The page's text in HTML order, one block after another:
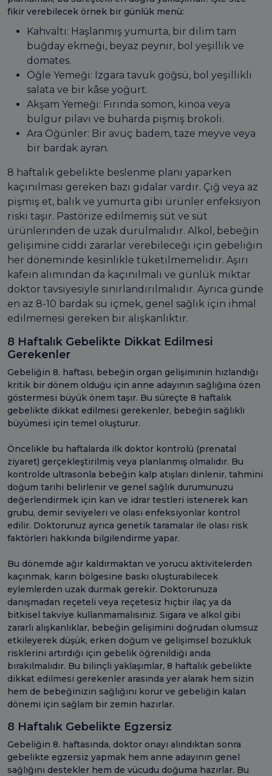
fikir verebilecek örnek bir günlük menü:
Kahvaltı: Haşlanmış yumurta, bir dilim tam
buğday ekmeği, beyaz peynir, bol yeşillik ve
domates.
Öğle Yemeği: Izgara tavuk göğsü, bol yeşillikli
salata ve bir kâse yoğurt.
Akşam Yemeği: Fırında somon, kinoa veya
bulgur pilavı ve buharda pişmiş brokoli.
Ara Öğünler: Bir avuç badem, taze meyve veya
bir bardak ayran.
8 haftalık gebelikte beslenme planı yaparken
kaçınılması gereken bazı gıdalar vardır. Çiğ veya az
pişmiş et, balık ve yumurta gibi ürünler enfeksiyon
riski taşır. Pastörize edilmemiş süt ve süt
ürünlerinden de uzak durulmalıdır. Alkol, bebeğin
gelişimine ciddi zararlar verebileceği için gebeliğin
her döneminde kesinlikle tüketilmemelidir. Aşırı
kafein alımından da kaçınılmalı ve günlük miktar
doktor tavsiyesiyle sınırlandırılmalıdır. Ayrıca günde
en az 8-10 bardak su içmek, genel sağlık için ihmal
edilmemesi gereken bir alışkanlıktır.
8 Haftalık Gebelikte Dikkat Edilmesi
Gerekenler
Gebeliğin 8. haftası, bebeğin organ gelişiminin hızlandığı
kritik bir dönem olduğu için anne adayının sağlığına özen
göstermesi büyük önem taşır. Bu süreçte 8 haftalık
gebelikte dikkat edilmesi gerekenler, bebeğin sağlıklı
büyümesi için temel oluşturur.
Öncelikle bu haftalarda ilk doktor kontrolü (prenatal
ziyaret) gerçekleştirilmiş veya planlanmış olmalıdır. Bu
kontrolde ultrasonla bebeğin kalp atışları dinlenir, tahmini
doğum tarihi belirlenir ve genel sağlık durumunuzu
değerlendirmek için kan ve idrar testleri istenerek kan
grubu, demir seviyeleri ve olası enfeksiyonlar kontrol
edilir. Doktorunuz ayrıca genetik taramalar ile olası risk
faktörleri hakkında bilgilendirme yapar.
Bu dönemde ağır kaldırmaktan ve yorucu aktivitelerden
kaçınmak, karın bölgesine baskı oluşturabilecek
eylemlerden uzak durmak gerekir. Doktorunuza
danışmadan reçeteli veya reçetesiz hiçbir ilaç ya da
bitkisel takviye kullanmamalısınız. Sigara ve alkol gibi
zararlı alışkanlıklar, bebeğin gelişimini doğrudan olumsuz
etkileyerek düşük, erken doğum ve gelişimsel bozukluk
risklerini artırdığı için gebelik öğrenildiği anda
bırakılmalıdır. Bu bilinçli yaklaşımlar, 8 haftalık gebelikte
dikkat edilmesi gerekenler arasında yer alarak hem sizin
hem de bebeğinizin sağlığını korur ve gebeliğin kalan
dönemi için sağlam bir zemin hazırlar.
8 Haftalık Gebelikte Egzersiz
Gebeliğin 8. haftasında, doktor onayı alındıktan sonra
gebelikte egzersiz yapmak hem anne adayının genel
sağlığını destekler hem de vücudu doğuma hazırlar. Bu